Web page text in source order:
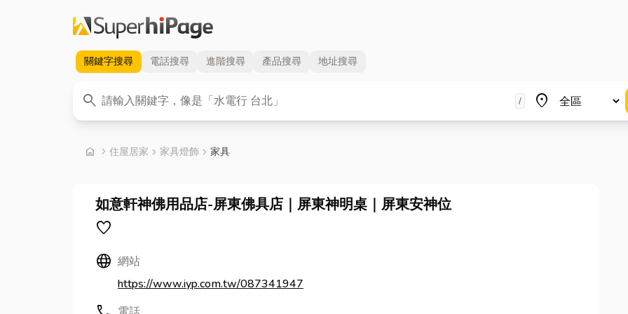
關鍵字搜尋 電話搜尋 進階搜尋 產品搜尋 地址搜尋
search
關鍵字 / place
地區
home chevron_right 首頁
住屋居家 chevron_right 家具燈飾 chevron_right 家具
如意軒神佛用品店-屏東佛具店｜屏東神明桌｜屏東安神位
favorite
Language 網站
https://www.iyp.com.tw/087341947